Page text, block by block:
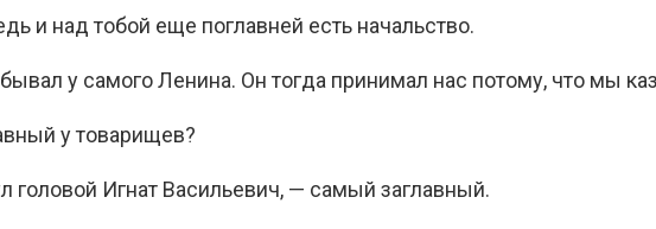
и над тобой еще поглавней есть начальство.
у самого Ленина. Он тогда принимал нас потому, что мы
у товарищев?
головой Игнат Васильевич, — самый заглавный.